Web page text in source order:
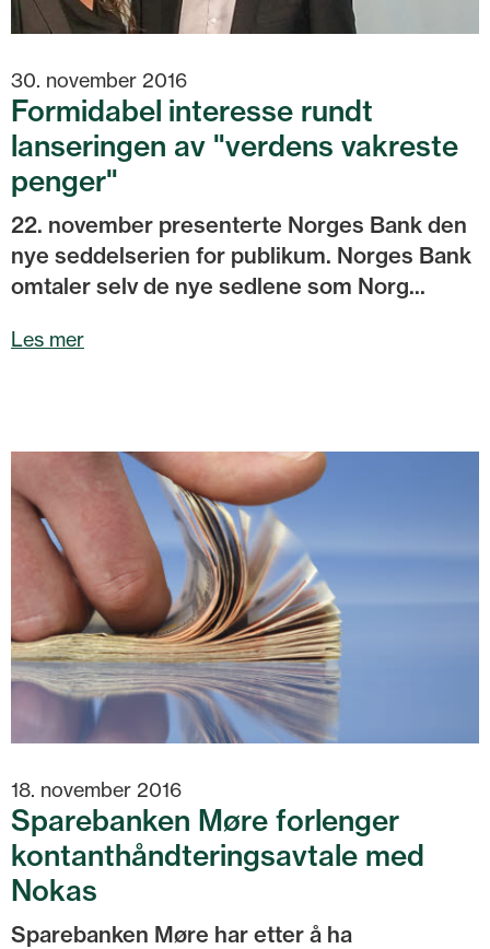
30. november 2016
Formidabel interesse rundt
lanseringen av "verdens vakreste
penger"
22. november presenterte Norges Bank den
nye seddelserien for publikum. Norges Bank
omtaler selv de nye sedlene som Norg...
Les mer
18. november 2016
Sparebanken Møre forlenger
kontanthåndteringsavtale med
Nokas
Sparebanken Møre har etter å ha